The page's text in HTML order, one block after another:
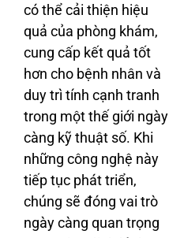
có thể cải thiện hiệu
quả của phòng khám,
cung cấp kết quả tốt
hơn cho bệnh nhân và
duy trì tính cạnh tranh
trong một thế giới ngày
càng kỹ thuật số. Khi
những công nghệ này
tiếp tục phát triển,
chúng sẽ đóng vai trò
ngày càng quan trọng